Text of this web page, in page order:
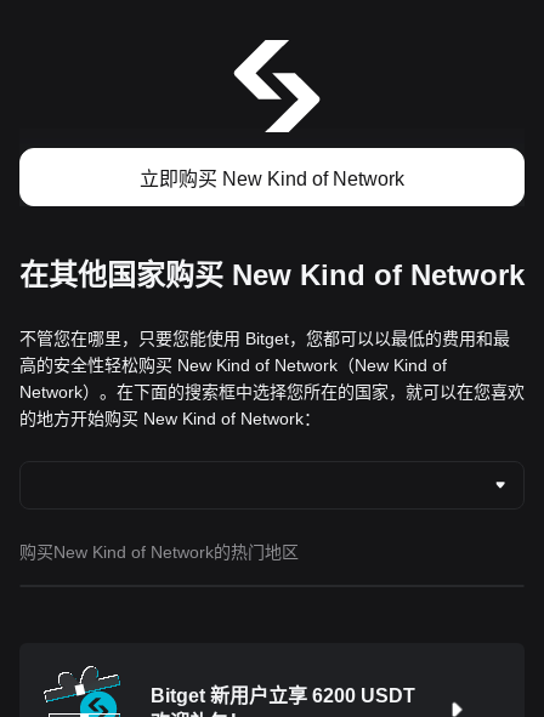
立即购买 New Kind of Network
在其他国家购买 New Kind of Network
不管您在哪里，只要您能使用 Bitget，您都可以以最低的费用和最
高的安全性轻松购买 New Kind of Network（New Kind of
Network）。在下面的搜索框中选择您所在的国家，就可以在您喜欢
的地方开始购买 New Kind of Network：
购买New Kind of Network的热门地区
Bitget 新用户立享 6200 USDT